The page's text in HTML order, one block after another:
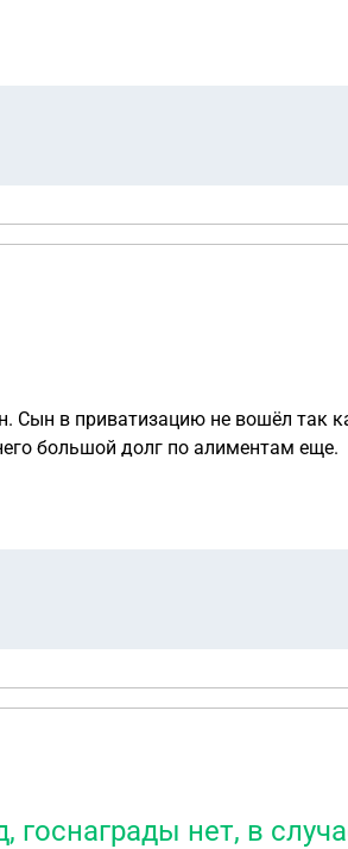
могут быть последствия, если не
Сын в приватизацию не вошёл
что получит мой сын? У него большой долг по алиментам еще.
нет, в